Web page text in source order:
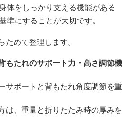
体をしっかり支える機能がある
にすることが大切です。
めて整理します。
もたれのサポート力・高さ調節機
サポートと背もたれ角度調節を重
は、重量と折りたたみ時の厚みを